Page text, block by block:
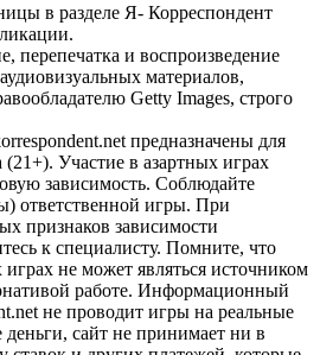
в разделе Я- Корреспондент
перепечатка и воспроизведение
материалов,
Getty Images, строго
предназначены для
Участие в азартных играх
зависимость. Соблюдайте
ответственной игры. При
признаков зависимости
к специалисту. Помните, что
играх не может являться источником
работе. Информационный
не проводит игры на реальные
сайт не принимает ни в